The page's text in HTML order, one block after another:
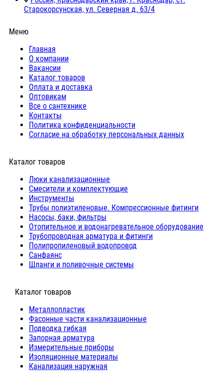
Старокорсунская, ул. Северная д. 63/4
Меню
Главная
О компании
Вакансии
Каталог товаров
Оплата и доставка
Оптовикам
Все о сантехнике
Контакты
Политика конфиденциальности
Согласие на обработку персональных данных
Каталог товаров
Люки канализационные
Cмесители и комплектующие
Инструменты
Трубы полиэтиленовые. Компрессионные фитинги
Насосы, баки, фильтры
Отопительное и водонагревательное оборудование
Трубопроводная арматура и фитинги
Полипропиленовый водопровод
Санфаянс
Шланги и поливочные системы
⠀Каталог товаров
Металлопластик
Фасонные части канализационные
Подводка гибкая
Запорная арматура
Измерительные приборы
Изоляционные материалы
Канализация наружная